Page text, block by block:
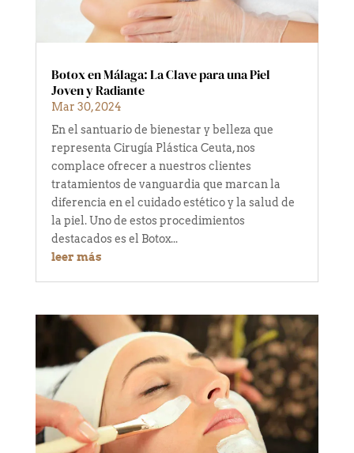
Botox en Málaga: La Clave para una Piel
Joven y Radiante
Mar 30, 2024
En el santuario de bienestar y belleza que
representa Cirugía Plástica Ceuta, nos
complace ofrecer a nuestros clientes
tratamientos de vanguardia que marcan la
diferencia en el cuidado estético y la salud de
la piel. Uno de estos procedimientos
destacados es el Botox...
leer más